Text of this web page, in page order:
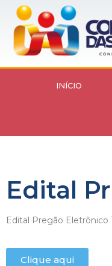
INÍCIO
Edital
Edital Pregão Eletrônico
Clique aqui